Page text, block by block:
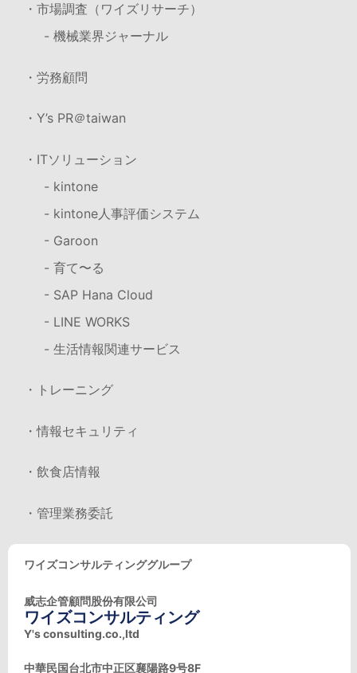
・市場調査（ワイズリサーチ）
- 機械業界ジャーナル
・労務顧問
・Y’s PR＠taiwan
・ITソリューション
- kintone
- kintone人事評価システム
- Garoon
- 育て〜る
- SAP Hana Cloud
- LINE WORKS
- 生活情報関連サービス
・トレーニング
・情報セキュリティ
・飲食店情報
・管理業務委託
ワイズコンサルティンググループ
威志企管顧問股份有限公司
ワイズコンサルティング
Y's consulting.co.,ltd
中華民国台北市中正区襄陽路9号8F